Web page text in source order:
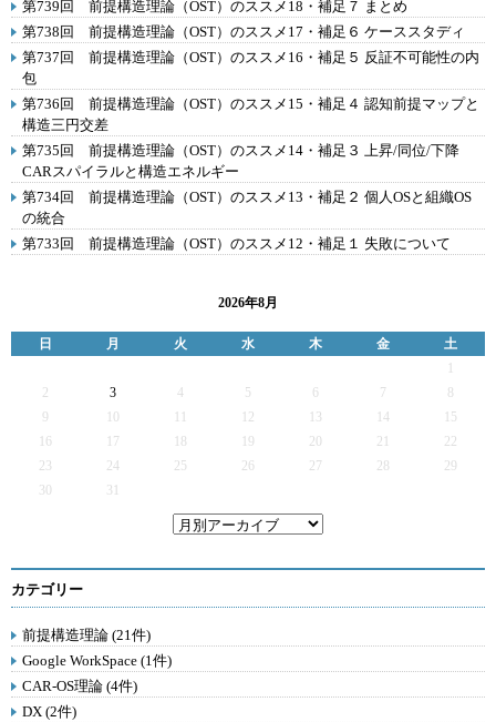
第739回 前提構造理論（OST）のススメ18・補足７ まとめ
第738回 前提構造理論（OST）のススメ17・補足６ ケーススタディ
第737回 前提構造理論（OST）のススメ16・補足５ 反証不可能性の内
包
第736回 前提構造理論（OST）のススメ15・補足４ 認知前提マップと
構造三円交差
第735回 前提構造理論（OST）のススメ14・補足３ 上昇/同位/下降
CARスパイラルと構造エネルギー
第734回 前提構造理論（OST）のススメ13・補足２ 個人OSと組織OS
の統合
第733回 前提構造理論（OST）のススメ12・補足１ 失敗について
2026年8月
日 月 火 水 木 金
土
2
3 4 5 6 7
9
12 13 14
15
16
17 19 20 21
22
23
24 25 26 27 28
29
30
31
カテゴリー
前提構造理論 (21件)
Google WorkSpace (1件)
CAR-OS理論 (4件)
DX (2件)